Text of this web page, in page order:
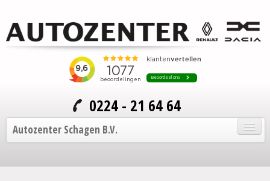
0224 - 21 64 64
Autozenter Schagen B.V.
Home